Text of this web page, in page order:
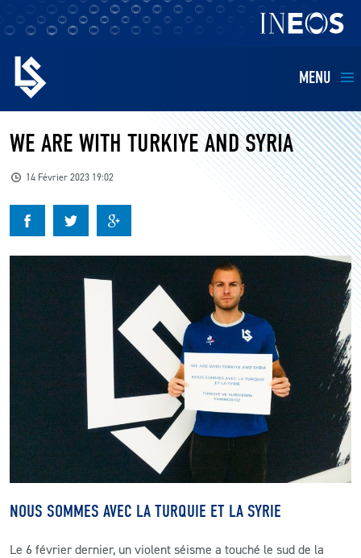
MENU
EQUIPES
BILLETTERIE
FANS
RESTAURATION
CONTACT
ACTUALITÉS
LS E-SHOP
L’APP DU LS
WE ARE WITH TURKIYE AND SYRIA
14 Février 2023 19:02
NOUS SOMMES AVEC LA TURQUIE ET LA SYRIE
Le 6 février dernier, un violent séisme a touché le sud de la